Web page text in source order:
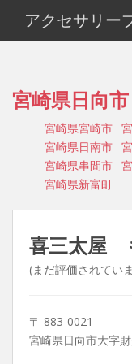
アクセサリー
宮崎県日向市
宮崎県宮崎市
宮崎県日南市
宮崎県串間市
宮崎県新富町
喜三太屋
(まだ評価されてい
〒 883-0021
宮崎県日向市大字